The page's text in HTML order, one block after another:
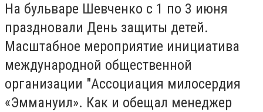
На бульваре Шевченко с 1 по 3 июня
праздновали День защиты детей.
Масштабное мероприятие инициатива
международной общественной
организации "Ассоциация милосердия
«Эммануил». Как и обещал менеджер